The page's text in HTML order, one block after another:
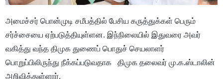
அமைச்சர் பொன்முடி சமீபத்தில் பேசிய கருத்துக்கள் பெரும்
சர்ச்சையை ஏற்படுத்தியுள்ளன. இந்நிலையில் இதுவரை அவர்
வகித்து வந்த திமுக துணைப் பொதுச் செயலாளர்
பொறுப்பிலிருந்து நீக்கப்படுவதாக திமுக தலைவர் மு.க.ஸ்டாலின்
அறிவித்துள்ளார்.